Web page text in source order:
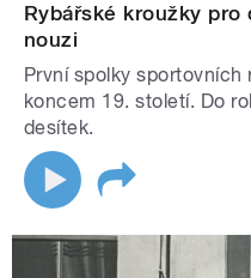
Rybářské kroužky
nouzi
První spolky sportovních
koncem 19. století. Do
desítek.